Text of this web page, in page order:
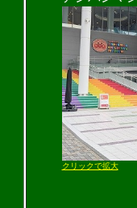
クリックで拡大